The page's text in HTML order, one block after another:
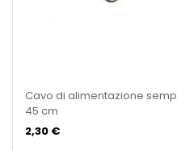
Cavo di alimentazione
45 cm
2,30 €